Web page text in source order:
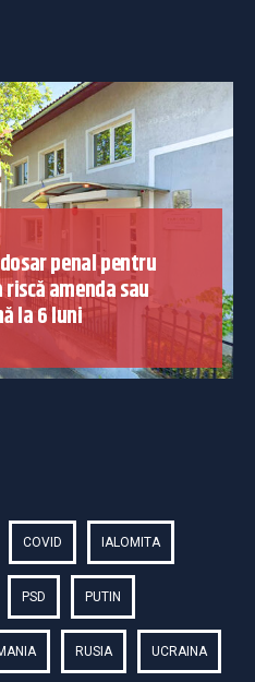
penal pentru
amenda sau
la 6 luni
COVID IALOMITA
PSD PUTIN
RUSIA UCRAINA